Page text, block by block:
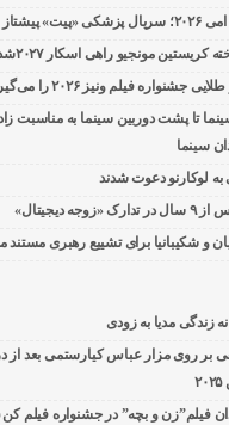
پیشتاز شد
کریستین مونجیو راهی اسکار ۲۰۲۷شد
فیلم ونیز ۲۰۲۶ را می‌گیرد
تا پشت دوربین سینما به مناسبت
سینما
به لوکارنو دعوت شدند
دیجیتال»
و شکیبانیا برای تشییع رهبری مستند
زندگی مدیا به زودی
بر روی مزار عباس کیارستمی بعد
فیلم”زن و بچه” در جشنواره فیلم کن ۲۰۲۵